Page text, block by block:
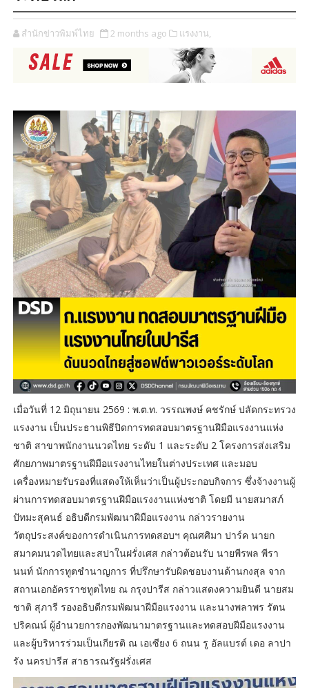
สำนักข่าวพิมพ์ไทย 2 months ago แรงงาน,
เมื่อวันที่ 12 มิถุนายน 2569 : พ.ต.ท. วรรณพงษ์ คชรักษ์ ปลัดกระทรวง
แรงงาน เป็นประธานพิธีปิดการทดสอบมาตรฐานฝีมือแรงงานแห่ง
ชาติ สาขาพนักงานนวดไทย ระดับ 1 และระดับ 2 โครงการส่งเสริม
ศักยภาพมาตรฐานฝีมือแรงงานไทยในต่างประเทศ และมอบ
เครื่องหมายรับรองที่แสดงให้เห็นว่าเป็นผู้ประกอบกิจการ ซึ่งจ้างงานผู้
ผ่านการทดสอบมาตรฐานฝีมือแรงงานแห่งชาติ โดยมี นายสมาสภ์
ปัทมะสุคนธ์ อธิบดีกรมพัฒนาฝีมือแรงงาน กล่าวรายงาน
วัตถุประสงค์ของการดำเนินการทดสอบฯ คุณศศิมา ปาร์ค นายก
สมาคมนวดไทยและสปาในฝรั่งเศส กล่าวต้อนรับ นายพีรพล พีรา
นนท์ นักการทูตชำนาญการ ที่ปรึกษารับผิดชอบงานด้านกงสุล จาก
สถานเอกอัครราชทูตไทย ณ กรุงปารีส กล่าวแสดงความยินดี นายสม
ชาติ สุภารี รองอธิบดีกรมพัฒนาฝีมือแรงงาน และนางพลาพร รัตน
ปริคณน์ ผู้อำนวยการกองพัฒนามาตรฐานและทดสอบฝีมือแรงงาน
และผู้บริหารร่วมเป็นเกียรติ ณ เอเซียง 6 ถนน รู อัลแบรต์ เดอ ลาปา
รัง นครปารีส สาธารณรัฐฝรั่งเศส